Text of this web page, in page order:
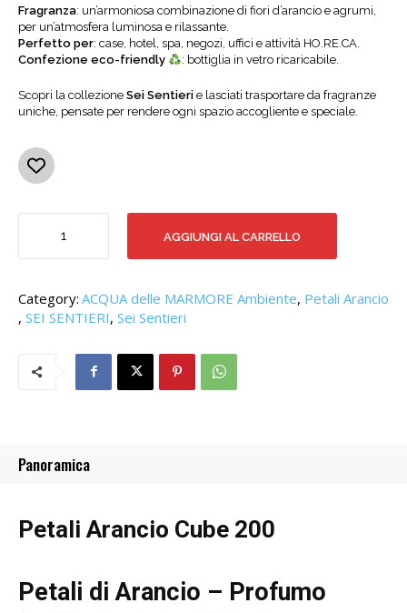
Fragranza: un’armoniosa combinazione di fiori d’arancio e agrumi,
per un’atmosfera luminosa e rilassante.
Perfetto per: case, hotel, spa, negozi, uffici e attività HO.RE.CA.
Confezione eco-friendly
: bottiglia in vetro ricaricabile.
Scopri la collezione Sei Sentieri e lasciati trasportare da fragranze
uniche, pensate per rendere ogni spazio accogliente e speciale.
ARANCIO
quantità
AGGIUNGI AL CARRELLO
Category: ACQUA delle MARMORE Ambiente, Petali Arancio
, SEI SENTIERI, Sei Sentieri
Panoramica
Petali Arancio Cube 200
Petali di Arancio – Profumo